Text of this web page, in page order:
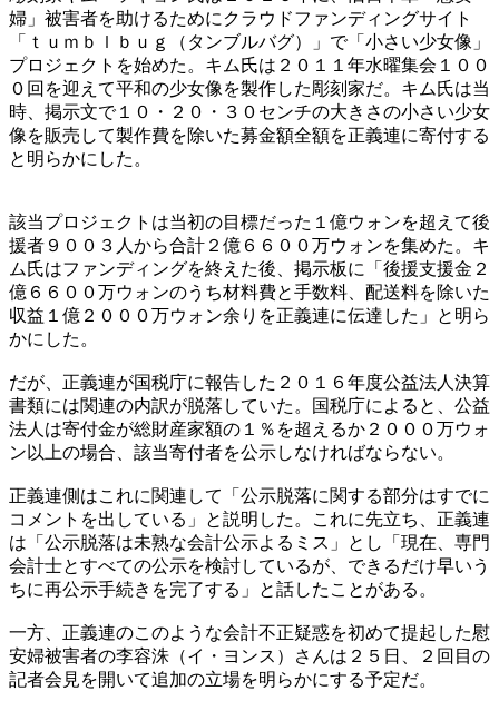
婦」被害者を助けるためにクラウドファンディングサイト
「ｔｕｍｂｌｂｕｇ（タンブルバグ）」で「小さい少女像」
プロジェクトを始めた。キム氏は２０１１年水曜集会１００
０回を迎えて平和の少女像を製作した彫刻家だ。キム氏は当
時、掲示文で１０・２０・３０センチの大きさの小さい少女
像を販売して製作費を除いた募金額全額を正義連に寄付する
と明らかにした。
該当プロジェクトは当初の目標だった１億ウォンを超えて後
援者９００３人から合計２億６６００万ウォンを集めた。キ
ム氏はファンディングを終えた後、掲示板に「後援支援金２
億６６００万ウォンのうち材料費と手数料、配送料を除いた
収益１億２０００万ウォン余りを正義連に伝達した」と明ら
かにした。
だが、正義連が国税庁に報告した２０１６年度公益法人決算
書類には関連の内訳が脱落していた。国税庁によると、公益
法人は寄付金が総財産家額の１％を超えるか２０００万ウォ
ン以上の場合、該当寄付者を公示しなければならない。
正義連側はこれに関連して「公示脱落に関する部分はすでに
コメントを出している」と説明した。これに先立ち、正義連
は「公示脱落は未熟な会計公示よるミス」とし「現在、専門
会計士とすべての公示を検討しているが、できるだけ早いう
ちに再公示手続きを完了する」と話したことがある。
一方、正義連のこのような会計不正疑惑を初めて提起した慰
安婦被害者の李容洙（イ・ヨンス）さんは２５日、２回目の
記者会見を開いて追加の立場を明らかにする予定だ。